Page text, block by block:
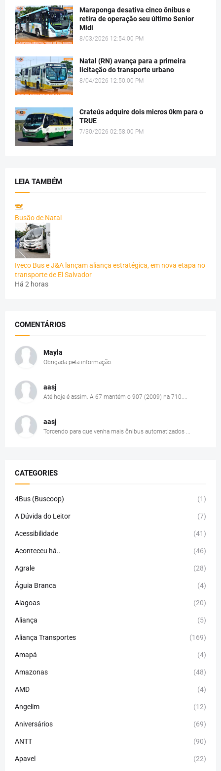
Maraponga desativa cinco ônibus e
retira de operação seu último Senior
Midi
8/03/2026 12:54:00 PM
Natal (RN) avança para a primeira
licitação do transporte urbano
8/04/2026 12:50:00 PM
Crateús adquire dois micros 0km para o
TRUE
7/30/2026 02:58:00 PM
LEIA TAMBÉM
Busão de Natal
Iveco Bus e J&A lançam aliança estratégica, em nova etapa no
transporte de El Salvador
Há 2 horas
COMENTÁRIOS
Mayla
Obrigada pela informação.
aasj
Até hoje é assim. A 67 mantém o 907 (2009) na 710....
aasj
Torcendo para que venha mais ônibus automatizados ...
CATEGORIES
4Bus (Buscoop) (1)
A Dúvida do Leitor (7)
Acessibilidade (41)
Aconteceu há.. (46)
Agrale (28)
Águia Branca (4)
Alagoas (20)
Aliança (5)
Aliança Transportes (169)
Amapá (4)
Amazonas (48)
AMD (4)
Angelim (12)
Aniversários (69)
ANTT (90)
Apavel (22)